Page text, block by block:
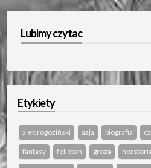
Lubimy czytac
Etykiety
alek rogoziński azja biografia
fantasy felieton groza herstoria